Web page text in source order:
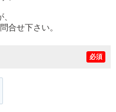
合せ下さい。
必須